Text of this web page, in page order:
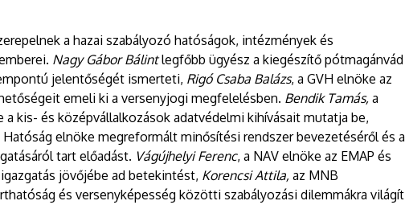
a hazai szabályozó hatóságok, intézmények és
Nagy Gábor Bálintlegfőbb ügyész a kiegészítő pótmagánvád
jelentőségét ismerteti, Rigó Csaba Balázs, a GVH elnöke az
emeli ki a versenyjogi megfelelésben. Bendik Tamás, a
kis- és középvállalkozások adatvédelmi kihívásait mutatja be,
Hatóság elnöke megreformált minősítési rendszer bevezetéséről és a
tart előadást. Vágújhelyi Ferenc, a NAV elnöke az EMAP és
jövőjébe ad betekintést, Korencsi Attila, az MNB
és versenyképesség közötti szabályozási dilemmákra világít